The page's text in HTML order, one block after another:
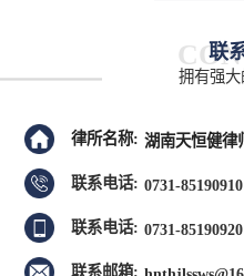
联
拥有强
律所名称: 湖南天恒健律
联系电话: 0731-85190910
联系电话: 0731-85190920
联系邮箱: